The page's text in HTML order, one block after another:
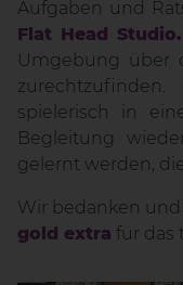
Aufgaben und
Flat Head Studio.
Umgebung über
spielerisch in
Begleitung
gelernt werden,
Wir bedanken
gold extra für das